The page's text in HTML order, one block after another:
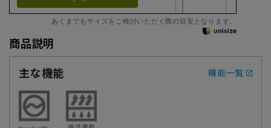
あくまでもサイズをご検討いただく際の目安となります。
商品説明
主な機能
機能一覧